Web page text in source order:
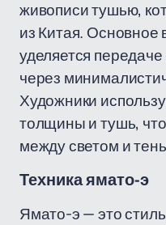
живописи тушью,
из Китая. Основное
уделяется
через
Художники
толщины и тушь,
между светом и
Техника ямато-э
Ямато-э — это